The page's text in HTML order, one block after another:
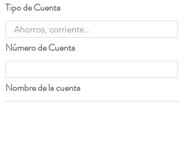
Tipo de Cuenta
Número de Cuenta
Nombre de la cuenta